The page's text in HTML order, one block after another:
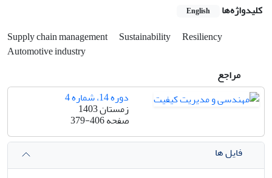
کلیدواژه‌ها English
Supply chain management Sustainability
Resiliency
Automotive industry
مراجع
دوره 14، شماره 4
زمستان 1403
صفحه379-406
فایل ها